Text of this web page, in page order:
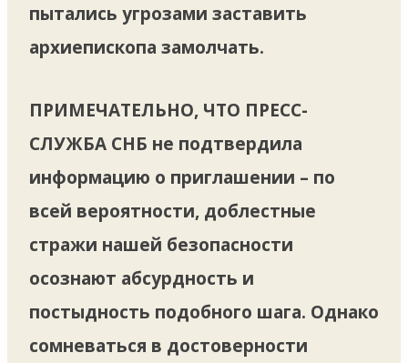
пытались угрозами заставить
архиепископа замолчать.
ПРИМЕЧАТЕЛЬНО, ЧТО ПРЕСС-
СЛУЖБА СНБ не подтвердила
информацию о приглашении – по
всей вероятности, доблестные
стражи нашей безопасности
осознают абсурдность и
постыдность подобного шага. Однако
сомневаться в достоверности